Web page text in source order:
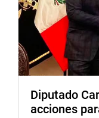
La congresista
monitoreando de
importancia del
democracia peruana.
Despacho de la
Diputado
acciones